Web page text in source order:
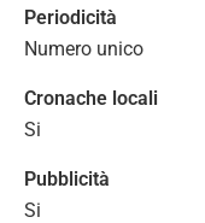
Periodicità
Numero unico
Cronache locali
Si
Pubblicità
Si